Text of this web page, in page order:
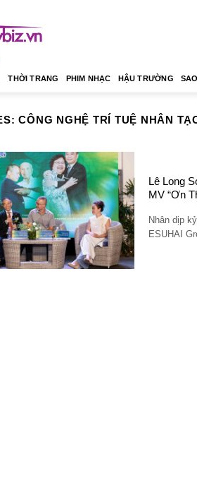
THỜI TRANG PHIM NHẠC HẬU TRƯỜNG
CÔNG NGHỆ TRÍ TUỆ NHÂN
Lê Long
MV “Ơn
Nhân dịp
ESUHAI